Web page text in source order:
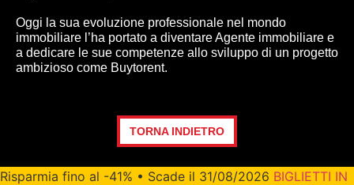
Oggi la sua evoluzione professionale nel mondo
immobiliare l’ha portato a diventare Agente immobiliare e
a dedicare le sue competenze allo sviluppo di un progetto
ambizioso come Buytorent.
TORNA INDIETRO
Risparmia fino al -41% • Scade il 31/08/2026 BIGLIETTI IN